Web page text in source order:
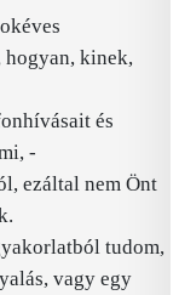
hogyan, kinek,
és
-
ezáltal nem Önt
tudom,
vagy egy